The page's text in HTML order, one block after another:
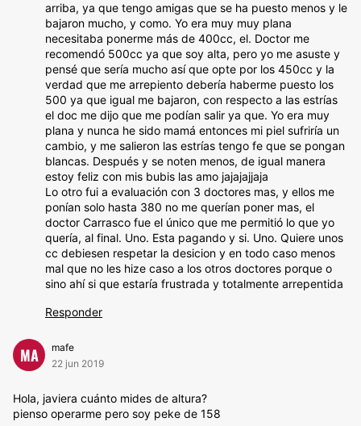
arriba, ya que tengo amigas que se ha puesto menos y le
bajaron mucho, y como. Yo era muy muy plana
necesitaba ponerme más de 400cc, el. Doctor me
recomendó 500cc ya que soy alta, pero yo me asuste y
pensé que sería mucho así que opte por los 450cc y la
verdad que me arrepiento debería haberme puesto los
500 ya que igual me bajaron, con respecto a las estrías
el doc me dijo que me podían salir ya que. Yo era muy
plana y nunca he sido mamá entonces mi piel sufriría un
cambio, y me salieron las estrías tengo fe que se pongan
blancas. Después y se noten menos, de igual manera
estoy feliz con mis bubis las amo jajajajjaja
Lo otro fui a evaluación con 3 doctores mas, y ellos me
ponían solo hasta 380 no me querían poner mas, el
doctor Carrasco fue el único que me permitió lo que yo
quería, al final. Uno. Esta pagando y si. Uno. Quiere unos
cc debiesen respetar la desicion y en todo caso menos
mal que no les hize caso a los otros doctores porque o
sino ahí si que estaría frustrada y totalmente arrepentida
Responder
MA
mafe
22 jun 2019
Hola, javiera cuánto mides de altura?
pienso operarme pero soy peke de 158